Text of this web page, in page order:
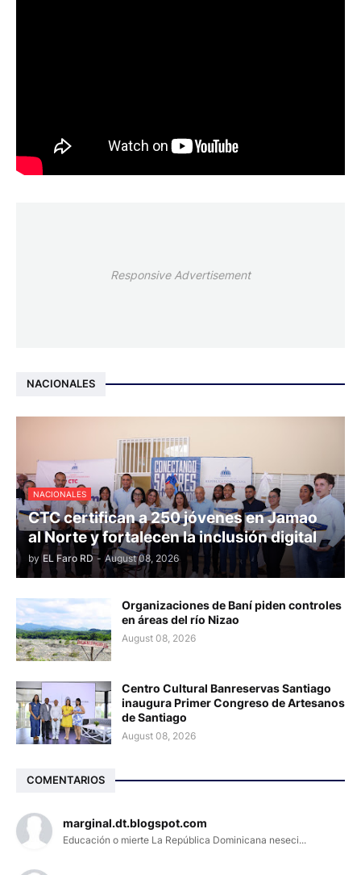
Responsive Advertisement
NACIONALES
NACIONALES
CTC certifican a 250 jóvenes en Jamao
al Norte y fortalecen la inclusión digital
by EL Faro RD - August 08, 2026
Organizaciones de Baní piden controles
en áreas del río Nizao
August 08, 2026
Centro Cultural Banreservas Santiago
inaugura Primer Congreso de Artesanos
de Santiago
August 08, 2026
COMENTARIOS
marginal.dt.blogspot.com
Educación o mierte La República Dominicana neseci...